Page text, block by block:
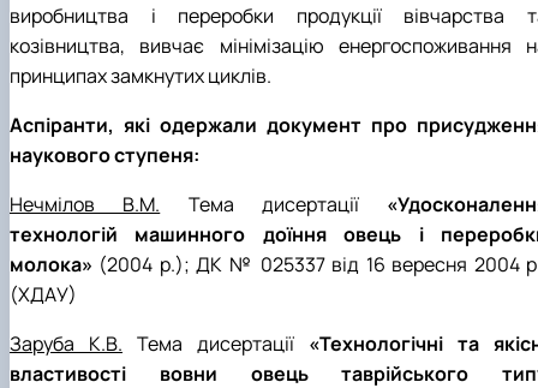
виробництва і переробки продукції вівчарства
козівництва, вивчає мінімізацію енергоспоживання
принципах замкнутих циклів.
Аспіранти, які одержали документ про
наукового ступеня:
Нечмілов В.М. Тема дисертації
технологій машинного доїння овець і
молока» (2004 р.); ДК № 025337 від 16 вересня 2004
(ХДАУ)
Заруба К.В. Тема дисертації «Технологічні та
властивості вовни овець таврійського